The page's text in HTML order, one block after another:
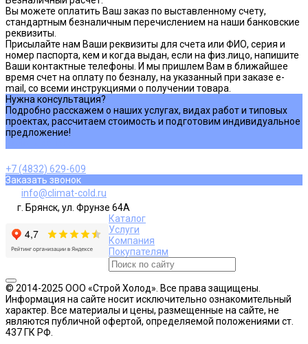
Вы можете оплатить Ваш заказ по выставленному счету,
стандартным безналичным перечислением на наши банковские
реквизиты.
Присылайте нам Ваши реквизиты для счета или ФИО, серия и
номер паспорта, кем и когда выдан, если на физ.лицо, напишите
Ваши контактные телефоны. И мы пришлем Вам в ближайшее
время счет на оплату по безналу, на указанный при заказе e-
mail, со всеми инструкциями о получении товара.
Нужна консультация?
Подробно расскажем о наших услугах, видах работ и типовых
проектах, рассчитаем стоимость и подготовим индивидуальное
предложение!
+7 (4832) 629-609
Заказать звонок
info@climat-cold.ru
г. Брянск, ул. Фрунзе 64А
Каталог
Услуги
Компания
Покупателям
© 2014-2025 ООО «Строй Холод». Все права защищены.
Информация на сайте носит исключительно ознакомительный
характер. Все материалы и цены, размещенные на сайте, не
являются публичной офертой, определяемой положениями ст.
437 ГК РФ.